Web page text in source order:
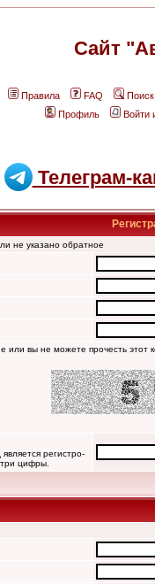
Сайт
Правила FAQ
Поиск
Профиль
Войти
Телеграм-
не указано обратное
или вы не можете прочесть этот
регистро-
цифры.